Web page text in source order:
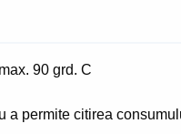
90 grd. C
a permite citirea